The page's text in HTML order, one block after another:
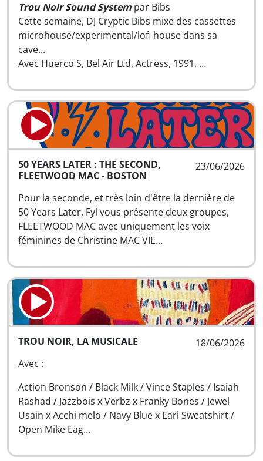
Trou Noir Sound System par Bibs
Cette semaine, DJ Cryptic Bibs mixe des cassettes
microhouse/experimental/lofi house dans sa
cave...
Avec Huerco S, Bel Air Ltd, Actress, 1991, …
23/06/2026
50 YEARS LATER : THE SECOND,
FLEETWOOD MAC - BOSTON
Pour la seconde, et très loin d'être la dernière de
50 Years Later, Fyl vous présente deux groupes,
FLEETWOOD MAC avec uniquement les voix
féminines de Christine MAC VIE…
18/06/2026
TROU NOIR, LA MUSICALE
Avec :
Action Bronson / Black Milk / Vince Staples / Isaiah
Rashad / Jazzbois x Verbz x Franky Bones / Jewel
Usain x Acchi melo / Navy Blue x Earl Sweatshirt /
Open Mike Eag…